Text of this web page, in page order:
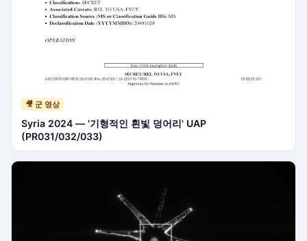
🎥 군 영상
Syria 2024 — '기형적인 흰빛 덩어리' UAP
(PR031/032/033)